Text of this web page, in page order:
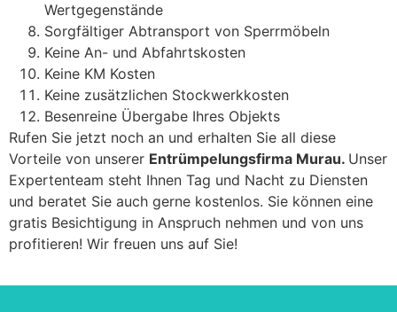
Wertgegenstände
Sorgfältiger Abtransport von Sperrmöbeln
Keine An- und Abfahrtskosten
Keine KM Kosten
Keine zusätzlichen Stockwerkkosten
Besenreine Übergabe Ihres Objekts
Rufen Sie jetzt noch an und erhalten Sie all diese
Vorteile von unserer Entrümpelungsfirma Murau. Unser
Expertenteam steht Ihnen Tag und Nacht zu Diensten
und beratet Sie auch gerne kostenlos. Sie können eine
gratis Besichtigung in Anspruch nehmen und von uns
profitieren! Wir freuen uns auf Sie!